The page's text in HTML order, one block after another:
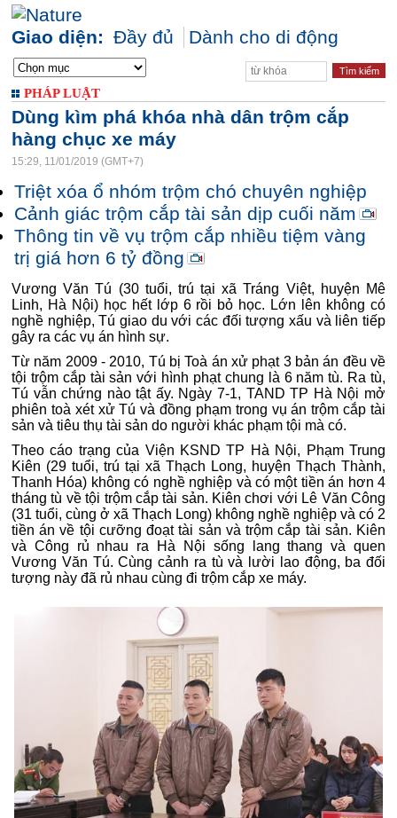
Giao diện: Đầy đủ Dành cho di động
PHÁP LUẬT
Dùng kìm phá khóa nhà dân trộm cắp
hàng chục xe máy
15:29, 11/01/2019 (GMT+7)
Triệt xóa ổ nhóm trộm chó chuyên nghiệp
Cảnh giác trộm cắp tài sản dịp cuối năm
Thông tin về vụ trộm cắp nhiều tiệm vàng
trị giá hơn 6 tỷ đồng
Vương Văn Tú (30 tuổi, trú tại xã Tráng Việt, huyện Mê
Linh, Hà Nội) học hết lớp 6 rồi bỏ học. Lớn lên không có
nghề nghiệp, Tú giao du với các đối tượng xấu và liên tiếp
gây ra các vụ án hình sự.
Từ năm 2009 - 2010, Tú bị Toà án xử phạt 3 bản án đều về
tội trộm cắp tài sản với hình phạt chung là 6 năm tù. Ra tù,
Tú vẫn chứng nào tật ấy. Ngày 7-1, TAND TP Hà Nội mở
phiên toà xét xử Tú và đồng phạm trong vụ án trộm cắp tài
sản và tiêu thụ tài sản do người khác phạm tội mà có.
Theo cáo trạng của Viện KSND TP Hà Nội, Phạm Trung
Kiên (29 tuổi, trú tại xã Thạch Long, huyện Thạch Thành,
Thanh Hóa) không có nghề nghiệp và có một tiền án hơn 4
tháng tù về tội trộm cắp tài sản. Kiên chơi với Lê Văn Công
(31 tuổi, cùng ở xã Thạch Long) không nghề nghiệp và có 2
tiền án về tội cưỡng đoạt tài sản và trộm cắp tài sản. Kiên
và Công rủ nhau ra Hà Nội sống lang thang và quen
Vương Văn Tú. Cùng cảnh ra tù và lười lao động, ba đối
tượng này đã rủ nhau cùng đi trộm cắp xe máy.